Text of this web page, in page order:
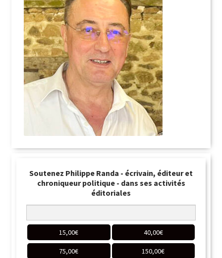
Soutenez Philippe Randa - écrivain, éditeur et
chroniqueur politique - dans ses activités
éditoriales
15,00€ 40,00€
75,00€ 150,00€